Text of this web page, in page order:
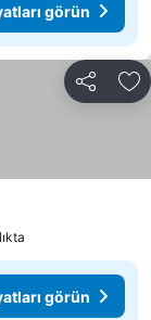
görün
Paylaş
görün